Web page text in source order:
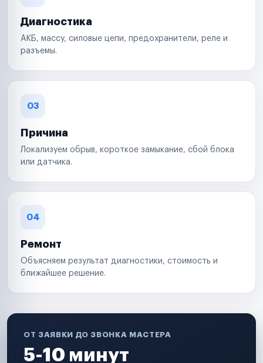
Диагностика
АКБ, массу, силовые цепи, предохранители, реле и
разъемы.
03
Причина
Локализуем обрыв, короткое замыкание, сбой блока
или датчика.
04
Ремонт
Объясняем результат диагностики, стоимость и
ближайшее решение.
ОТ ЗАЯВКИ ДО ЗВОНКА МАСТЕРА
5-10 минут